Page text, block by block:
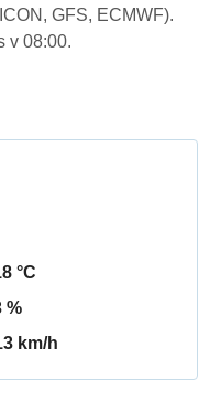
GFS, ECMWF).
v 08:00.
°C
%
km/h